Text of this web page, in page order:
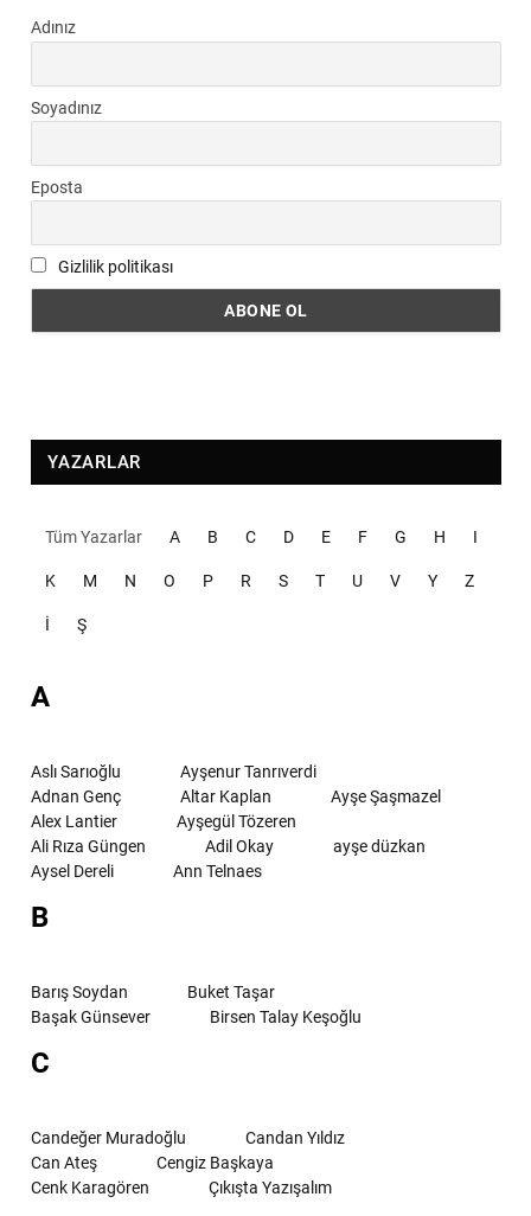
Adınız
Soyadınız
Eposta
Gizlilik politikası
YAZARLAR
Tüm Yazarlar A B C D E F G H I
K M N O P R S T U V Y Z
İ Ş
A
Aslı Sarıoğlu
Ayşenur Tanrıverdi
Adnan Genç
Altar Kaplan
Ayşe Şaşmazel
Alex Lantier
Ayşegül Tözeren
Ali Rıza Güngen
Adil Okay
ayşe düzkan
Aysel Dereli
Ann Telnaes
B
Barış Soydan
Buket Taşar
Başak Günsever
Birsen Talay Keşoğlu
C
Candeğer Muradoğlu
Candan Yıldız
Can Ateş
Cengiz Başkaya
Cenk Karagören
Çıkışta Yazışalım